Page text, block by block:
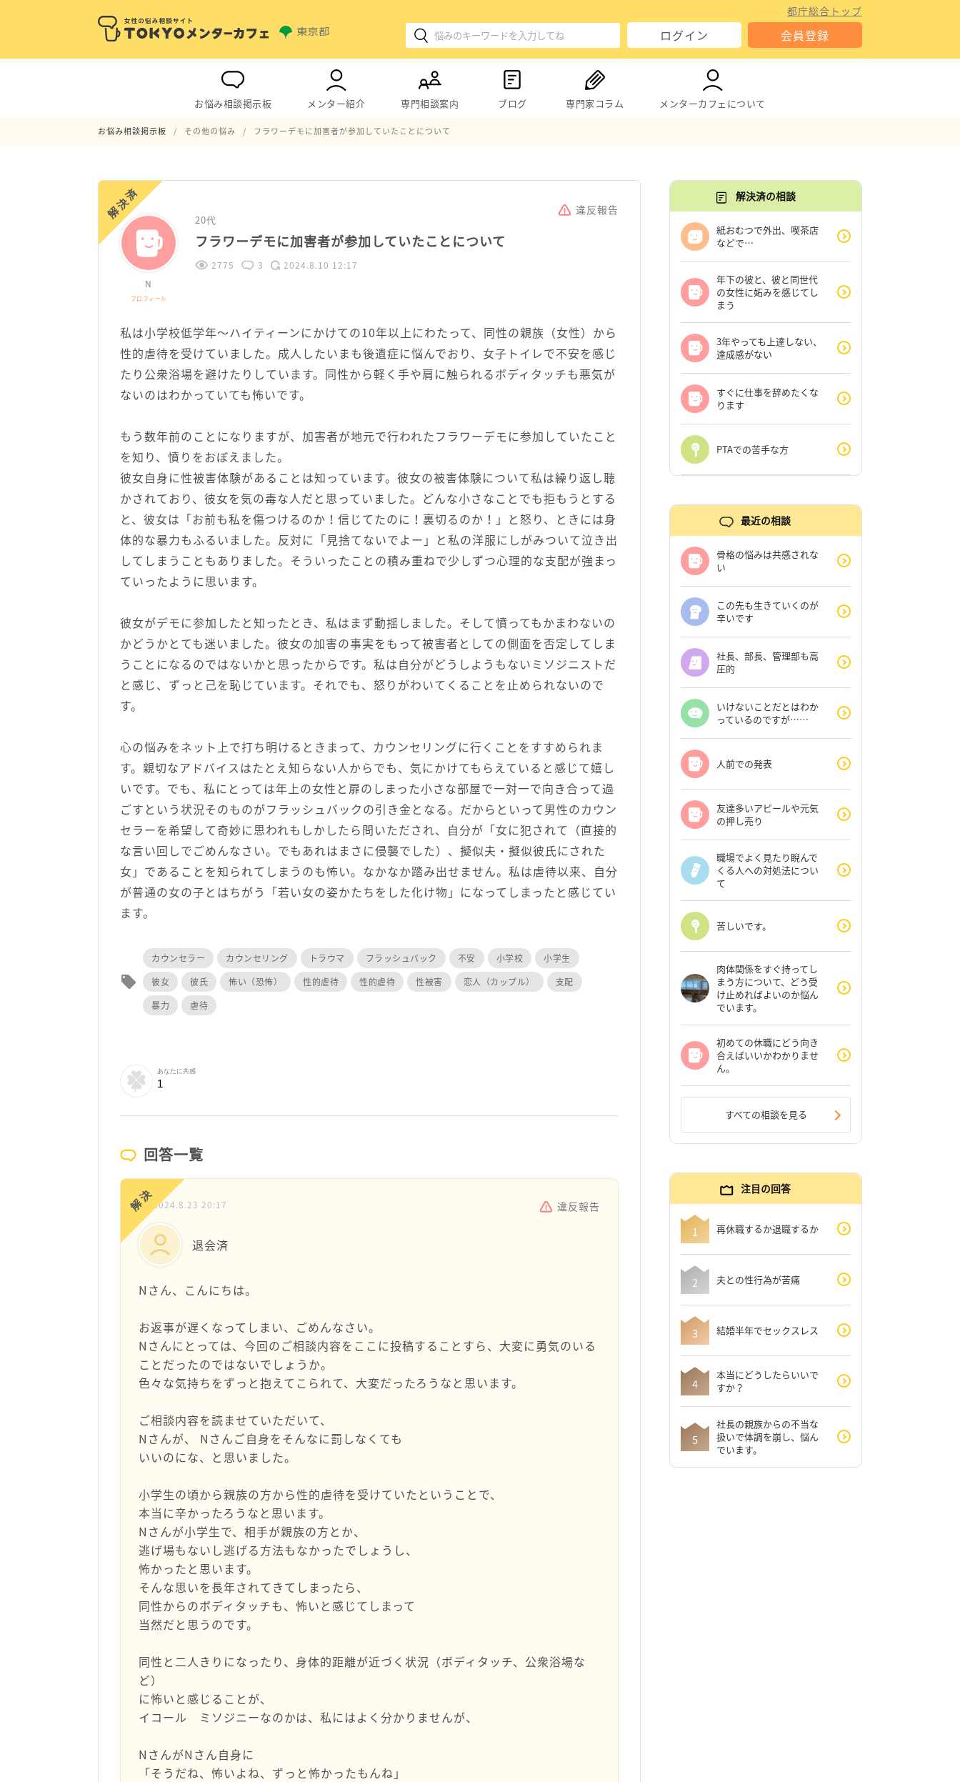
都庁総合トップ
ログイン 会員登録
お悩み相談掲示板 メンター紹介 専門相談案内 ブログ 専門家コラム メンターカフェについて
お悩み相談掲示板 その他の悩み フラワーデモに加害者が参加していたことについて
解決済 違反報告
N
プロフィール
20代
フラワーデモに加害者が参加していたことについて
2775 3 2024.8.10 12:17
私は小学校低学年〜ハイティーンにかけての10年以上にわたって、同性の親族（女性）から
性的虐待を受けていました。成人したいまも後遺症に悩んでおり、女子トイレで不安を感じ
たり公衆浴場を避けたりしています。同性から軽く手や肩に触られるボディタッチも悪気が
ないのはわかっていても怖いです。
もう数年前のことになりますが、加害者が地元で行われたフラワーデモに参加していたこと
を知り、憤りをおぼえました。
彼女自身に性被害体験があることは知っています。彼女の被害体験について私は繰り返し聴
かされており、彼女を気の毒な人だと思っていました。どんな小さなことでも拒もうとする
と、彼女は「お前も私を傷つけるのか！信じてたのに！裏切るのか！」と怒り、ときには身
体的な暴力もふるいました。反対に「見捨てないでよー」と私の洋服にしがみついて泣き出
してしまうこともありました。そういったことの積み重ねで少しずつ心理的な支配が強まっ
ていったように思います。
彼女がデモに参加したと知ったとき、私はまず動揺しました。そして憤ってもかまわないの
かどうかとても迷いました。彼女の加害の事実をもって被害者としての側面を否定してしま
うことになるのではないかと思ったからです。私は自分がどうしようもないミソジニストだ
と感じ、ずっと己を恥じています。それでも、怒りがわいてくることを止められないので
す。
心の悩みをネット上で打ち明けるときまって、カウンセリングに行くことをすすめられま
す。親切なアドバイスはたとえ知らない人からでも、気にかけてもらえていると感じて嬉し
いです。でも、私にとっては年上の女性と扉のしまった小さな部屋で一対一で向き合って過
ごすという状況そのものがフラッシュバックの引き金となる。だからといって男性のカウン
セラーを希望して奇妙に思われもしかしたら問いただされ、自分が「女に犯されて（直接的
な言い回しでごめんなさい。でもあれはまさに侵襲でした）、擬似夫・擬似彼氏にされた
女」であることを知られてしまうのも怖い。なかなか踏み出せません。私は虐待以来、自分
が普通の女の子とはちがう「若い女の姿かたちをした化け物」になってしまったと感じてい
ます。
local_offer
カウンセラー カウンセリング トラウマ フラッシュバック 不安 小学校
小学生
彼女
彼氏 怖い（恐怖） 性的虐待 性的虐待 性被害 恋人（カップル）
支配
暴力
虐待
あなたに共感
1
回答一覧
解決2024.8.23 20:17 違反報告
退会済
Nさん、こんにちは。
お返事が遅くなってしまい、ごめんなさい。
Nさんにとっては、今回のご相談内容をここに投稿することすら、大変に勇気のいる
ことだったのではないでしょうか。
色々な気持ちをずっと抱えてこられて、大変だったろうなと思います。
ご相談内容を読ませていただいて、
Nさんが、 Nさんご自身をそんなに罰しなくても
いいのにな、と思いました。
小学生の頃から親族の方から性的虐待を受けていたということで、
本当に辛かったろうなと思います。
Nさんが小学生で、相手が親族の方とか、
逃げ場もないし逃げる方法もなかったでしょうし、
怖かったと思います。
そんな思いを長年されてきてしまったら、
同性からのボディタッチも、怖いと感じてしまって
当然だと思うのです。
同性と二人きりになったり、身体的距離が近づく状況（ボディタッチ、公衆浴場な
ど）
に怖いと感じることが、
イコール ミソジニーなのかは、私にはよく分かりませんが、
NさんがNさん自身に
「そうだね、怖いよね、ずっと怖かったもんね」
解決済の相談
紙おむつで外出、喫茶店
などで…
年下の彼と、彼と同世代
の女性に妬みを感じてし
まう
3年やっても上達しない、
達成感がない
すぐに仕事を辞めたくな
ります
PTAでの苦手な方
最近の相談
骨格の悩みは共感されな
い
この先も生きていくのが
辛いです
社長、部長、管理部も高
圧的
いけないことだとはわか
っているのですが……
人前での発表
友達多いアピールや元気
の押し売り
職場でよく見たり睨んで
くる人への対処法につい
て
苦しいです。
肉体関係をすぐ持ってし
まう方について、どう受
け止めればよいのか悩ん
でいます。
初めての休職にどう向き
合えばいいかわかりませ
ん。
すべての相談を見る
注目の回答
再休職するか退職するか
夫との性行為が苦痛
結婚半年でセックスレス
本当にどうしたらいいで
すか？
社長の親族からの不当な
扱いで体調を崩し、悩ん
でいます。